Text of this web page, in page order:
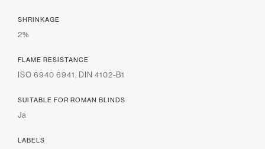
SHRINKAGE
2%
FLAME RESISTANCE
ISO 6940 6941, DIN 4102-B1
SUITABLE FOR ROMAN BLINDS
Ja
LABELS